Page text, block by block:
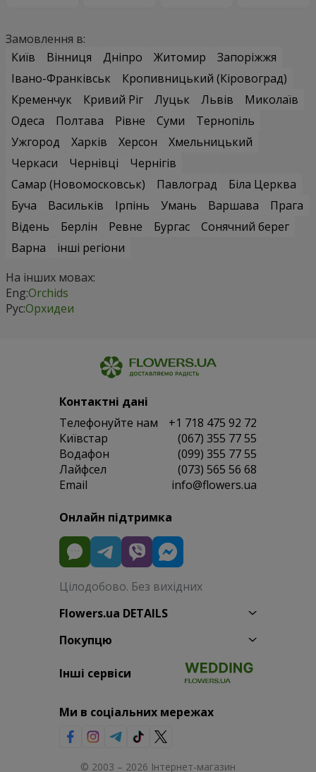
Замовлення в:
Київ
Вінниця Дніпро Житомир
Запоріжжя
Івано-Франківськ
Кропивницький (Кіровоград)
Кременчук
Кривий Ріг Луцьк Львів
Миколаїв
Одеса
Полтава Рівне Суми
Тернопіль
Ужгород
Харків Херсон
Хмельницький
Черкаси
Чернівці
Чернігів
Самар (Новомосковськ)
Павлоград
Біла Церква
Буча
Васильків Ірпінь Умань Варшава
Прага
Відень
Берлін Ревне Бургас
Сонячний берег
Варна
інші регіони
На інших мовах:
Eng:Orchids
Рус:Орхидеи
Контактні дані
Телефонуйте нам
+1 718 475 92 72
Київстар
(067) 355 77 55
Водафон
(099) 355 77 55
Лайфсел
(073) 565 56 68
Email
info@flowers.ua
Онлайн підтримка
Цілодобово. Без вихідних
Flowers.ua DETAILS
Покупцю
Інші сервіси
Ми в соціальних мережах
© 2003 – 2026 Інтернет-магазин